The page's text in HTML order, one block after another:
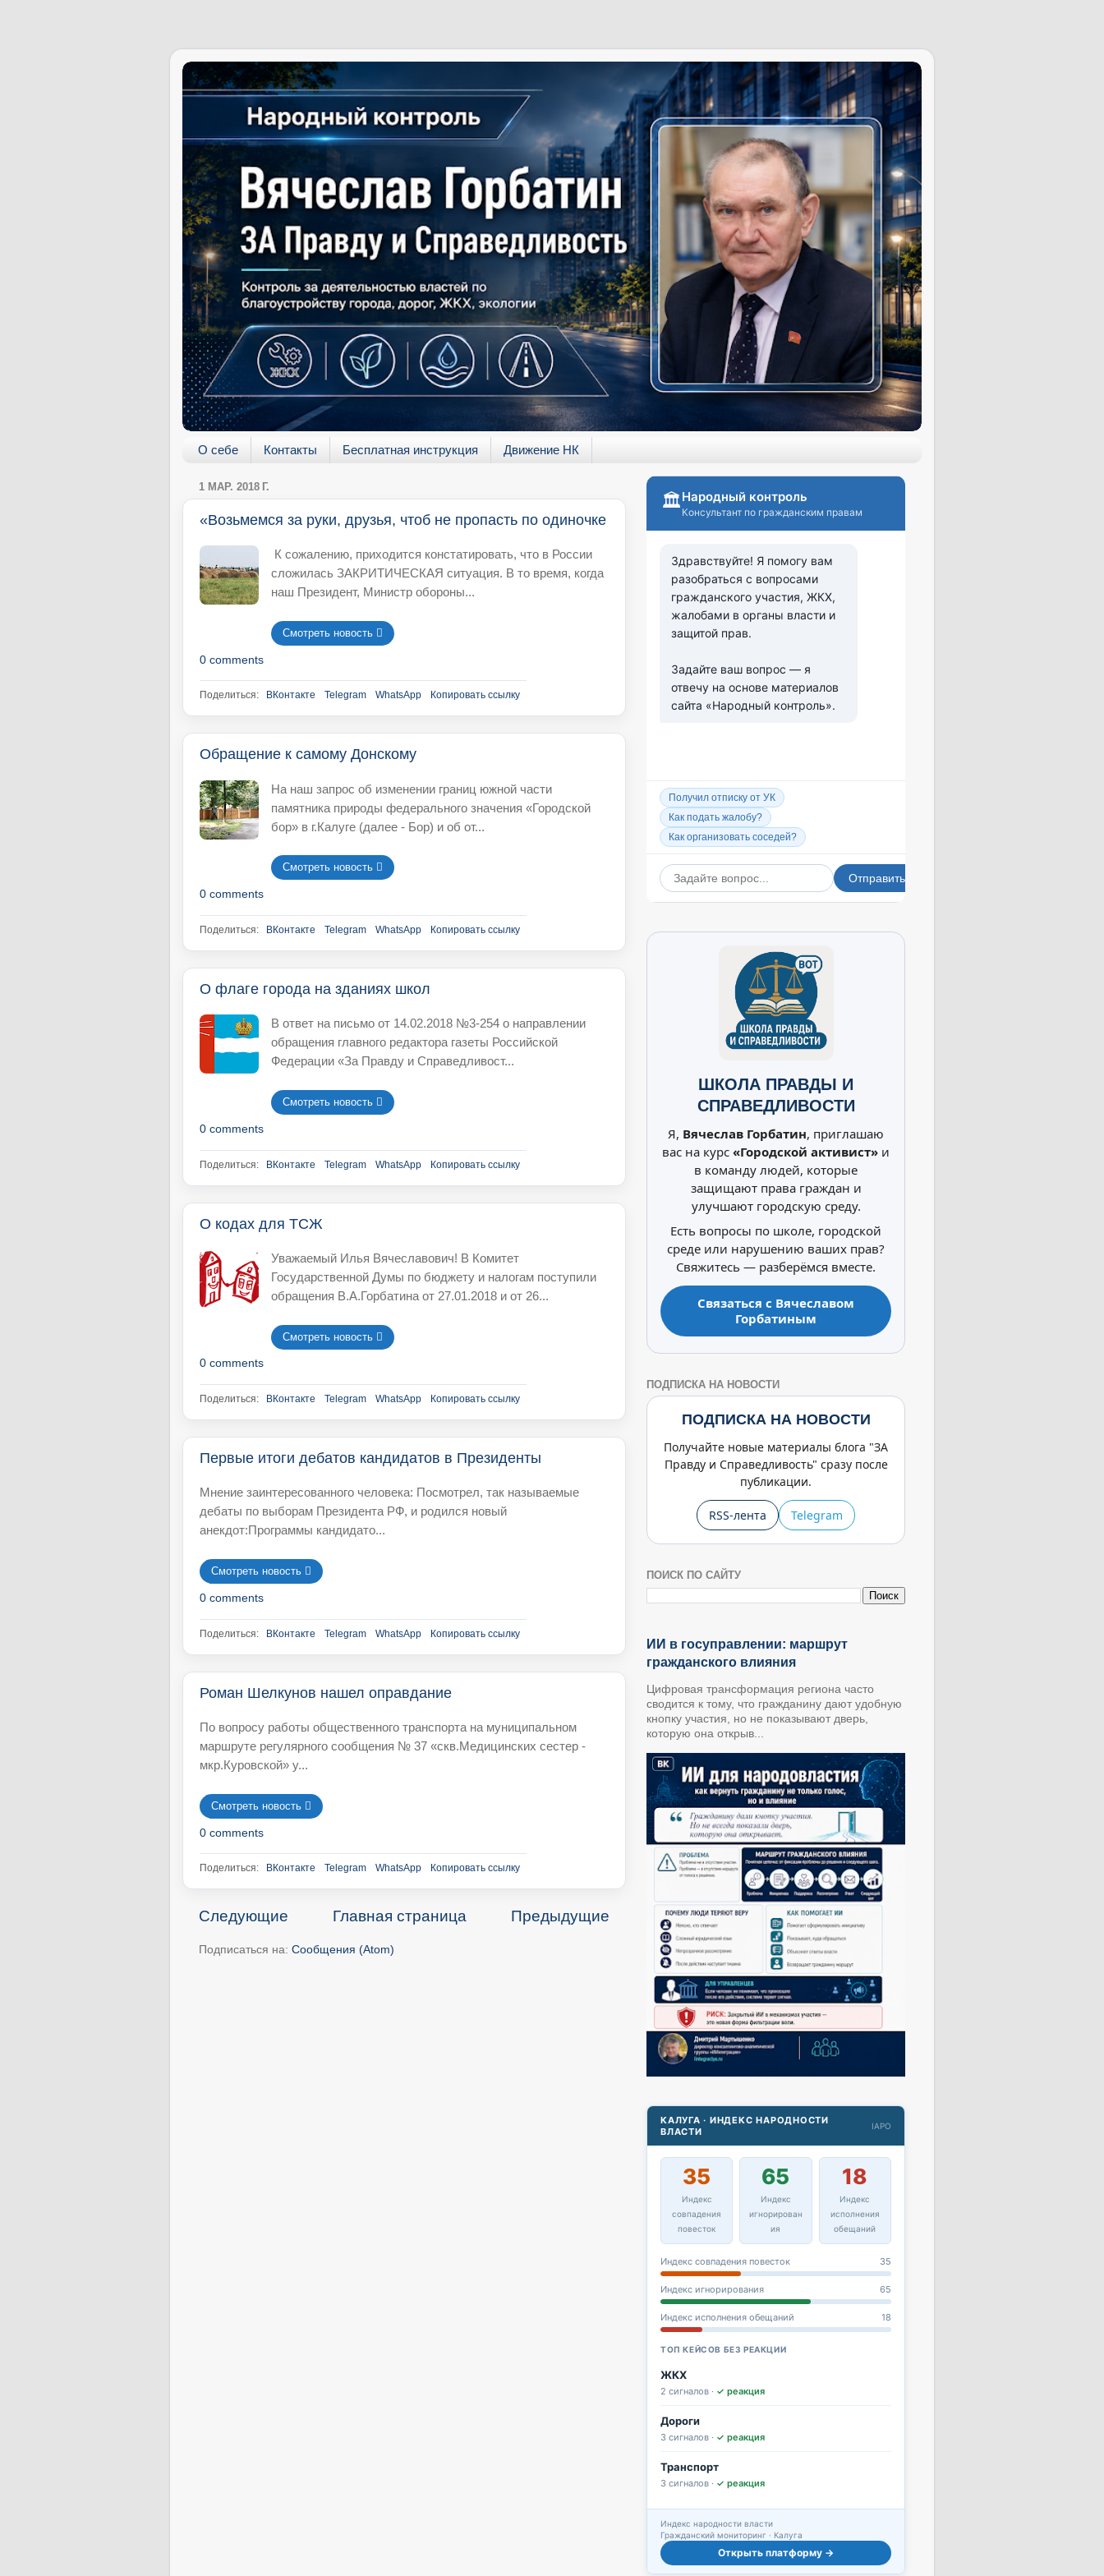
О себе Контакты Бесплатная инструкция Движение НК
1 МАР. 2018 Г.
«Возьмемся за руки, друзья, чтоб не пропасть по одиночке
К сожалению, приходится констатировать, что в России
сложилась ЗАКРИТИЧЕСКАЯ ситуация. В то время, когда
наш Президент, Министр обороны...
Смотреть новость 󘍟
0 comments
Поделиться: ВКонтакте Telegram WhatsApp Копировать ссылку
Обращение к самому Донскому
На наш запрос об изменении границ южной части
памятника природы федерального значения «Городской
бор» в г.Калуге (далее - Бор) и об от...
Смотреть новость 󘍟
0 comments
Поделиться: ВКонтакте Telegram WhatsApp Копировать ссылку
О флаге города на зданиях школ
В ответ на письмо от 14.02.2018 №3-254 о направлении
обращения главного редактора газеты Российской
Федерации «За Правду и Справедливост...
Смотреть новость 󘍟
0 comments
Поделиться: ВКонтакте Telegram WhatsApp Копировать ссылку
О кодах для ТСЖ
Уважаемый Илья Вячеславович! В Комитет
Государственной Думы по бюджету и налогам поступили
обращения В.А.Горбатина от 27.01.2018 и от 26...
Смотреть новость 󘍟
0 comments
Поделиться: ВКонтакте Telegram WhatsApp Копировать ссылку
Первые итоги дебатов кандидатов в Президенты
Мнение заинтересованного человека: Посмотрел, так называемые
дебаты по выборам Президента РФ, и родился новый
анекдот:Программы кандидато...
Смотреть новость 󘍟
0 comments
Поделиться: ВКонтакте Telegram WhatsApp Копировать ссылку
Роман Шелкунов нашел оправдание
По вопросу работы общественного транспорта на муниципальном
маршруте регулярного сообщения № 37 «скв.Медицинских сестер -
мкр.Куровской» у...
Смотреть новость 󘍟
0 comments
Поделиться: ВКонтакте Telegram WhatsApp Копировать ссылку
Следующие Предыдущие
Главная страница
Подписаться на: Сообщения (Atom)
ШКОЛА ПРАВДЫ И
СПРАВЕДЛИВОСТИ
Я, Вячеслав Горбатин, приглашаю
вас на курс «Городской активист» и
в команду людей, которые
защищают права граждан и
улучшают городскую среду.
Есть вопросы по школе, городской
среде или нарушению ваших прав?
Свяжитесь — разберёмся вместе.
Связаться с Вячеславом
Горбатиным
ПОДПИСКА НА НОВОСТИ
ПОДПИСКА НА НОВОСТИ
Получайте новые материалы блога "ЗА
Правду и Справедливость" сразу после
публикации.
RSS-лента Telegram
ПОИСК ПО САЙТУ
ИИ в госуправлении: маршрут
гражданского влияния
Цифровая трансформация региона часто
сводится к тому, что гражданину дают удобную
кнопку участия, но не показывают дверь,
которую она открыв...
КАЛУГА · ИНДЕКС НАРОДНОСТИ
ВЛАСТИ
IAPO
35
Индекс
совпадения
повесток
65
Индекс
игнорирован
ия
18
Индекс
исполнения
обещаний
Индекс совпадения повесток 35
Индекс игнорирования 65
Индекс исполнения обещаний 18
ТОП КЕЙСОВ БЕЗ РЕАКЦИИ
ЖКХ
2 сигналов · ✓ реакция
Дороги
3 сигналов · ✓ реакция
Транспорт
3 сигналов · ✓ реакция
Индекс народности власти
Гражданский мониторинг · Калуга
Открыть платформу →